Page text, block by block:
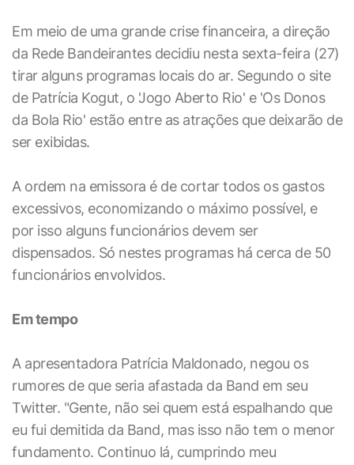
Em meio de uma grande crise financeira, a direção
da Rede Bandeirantes decidiu nesta sexta-feira (27)
tirar alguns programas locais do ar. Segundo o site
de Patrícia Kogut, o 'Jogo Aberto Rio' e 'Os Donos
da Bola Rio' estão entre as atrações que deixarão de
ser exibidas.
A ordem na emissora é de cortar todos os gastos
excessivos, economizando o máximo possível, e
por isso alguns funcionários devem ser
dispensados. Só nestes programas há cerca de 50
funcionários envolvidos.
Em tempo
A apresentadora Patrícia Maldonado, negou os
rumores de que seria afastada da Band em seu
Twitter. "Gente, não sei quem está espalhando que
eu fui demitida da Band, mas isso não tem o menor
fundamento. Continuo lá, cumprindo meu